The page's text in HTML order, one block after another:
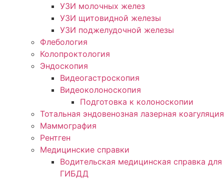
УЗИ молочных желез
УЗИ щитовидной железы
УЗИ поджелудочной железы
Флебология
Колопроктология
Эндоскопия
Видеогастроскопия
Видеоколоноскопия
Подготовка к колоноскопии
Тотальная эндовенозная лазерная коагуляция
Маммография
Рентген
Медицинские справки
Водительская медицинская справка для
ГИБДД